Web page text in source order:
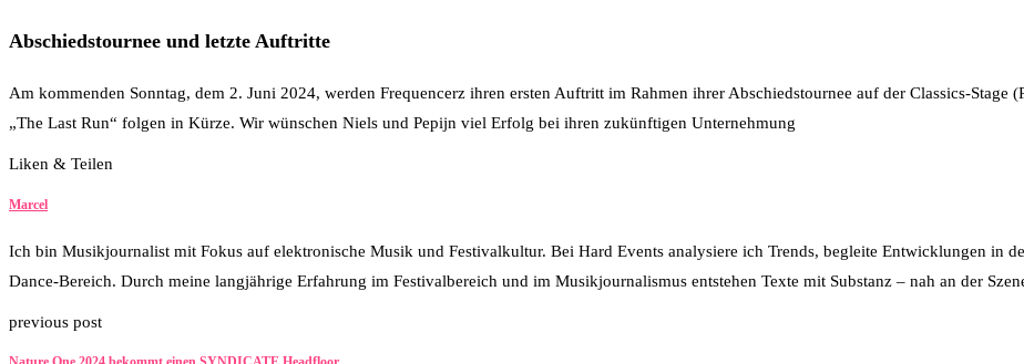
Abschiedstournee und letzte Auftritte
Am kommenden Sonntag, dem 2. Juni 2024, werden Frequencerz ihren ersten Auftritt im Rahmen ihrer Abschiedstournee auf der Classics-Stage
„The Last Run“ folgen in Kürze. Wir wünschen Niels und Pepijn viel Erfolg bei ihren zukünftigen Unternehmung
Liken & Teilen
Marcel
Ich bin Musikjournalist mit Fokus auf elektronische Musik und Festivalkultur. Bei Hard Events analysiere ich Trends, begleite Entwicklungen in
Dance-Bereich. Durch meine langjährige Erfahrung im Festivalbereich und im Musikjournalismus entstehen Texte mit Substanz – nah an der
previous post